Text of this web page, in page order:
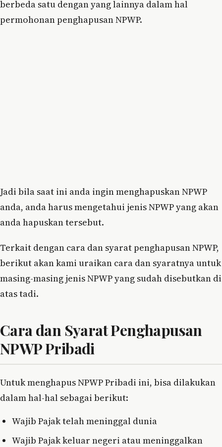
berbeda satu dengan yang lainnya dalam hal
permohonan penghapusan NPWP.
Jadi bila saat ini anda ingin menghapuskan NPWP
anda, anda harus mengetahui jenis NPWP yang akan
anda hapuskan tersebut.
Terkait dengan cara dan syarat penghapusan NPWP,
berikut akan kami uraikan cara dan syaratnya untuk
masing-masing jenis NPWP yang sudah disebutkan di
atas tadi.
Cara dan Syarat Penghapusan
NPWP Pribadi
Untuk menghapus NPWP Pribadi ini, bisa dilakukan
dalam hal-hal sebagai berikut:
Wajib Pajak telah meninggal dunia
Wajib Pajak keluar negeri atau meninggalkan